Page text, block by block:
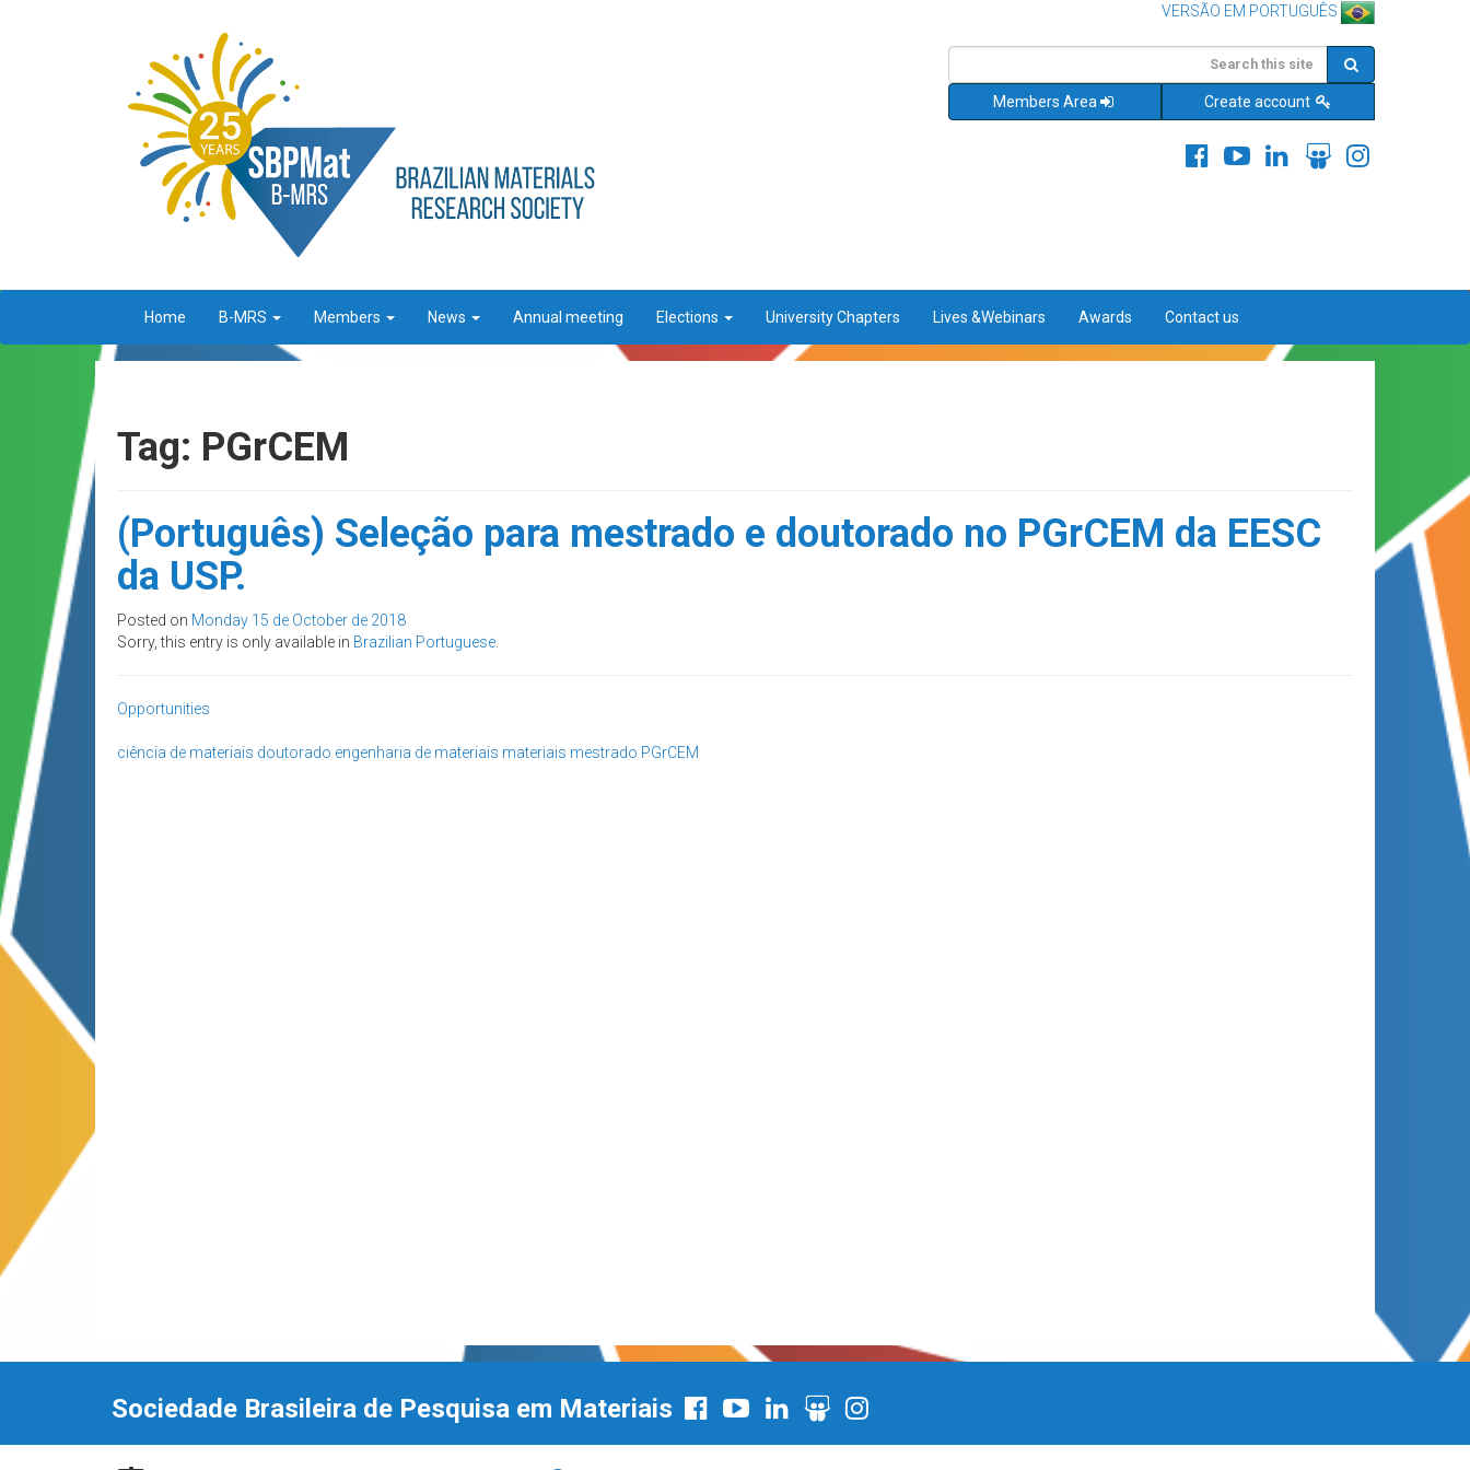
VERSÃO EM PORTUGUÊS
Members Area Create account
Home B-MRS Members News Annual meeting Elections University Chapters Lives &Webinars Awards Contact us
Tag: PGrCEM
(Português) Seleção para mestrado e doutorado no PGrCEM da EESC
da USP.
Posted on Monday 15 de October de 2018
Sorry, this entry is only available in Brazilian Portuguese
Opportunities
ciência de materiais doutorado engenharia de materiais materiais mestrado PGrCEM
Sociedade Brasileira de Pesquisa em Materiais